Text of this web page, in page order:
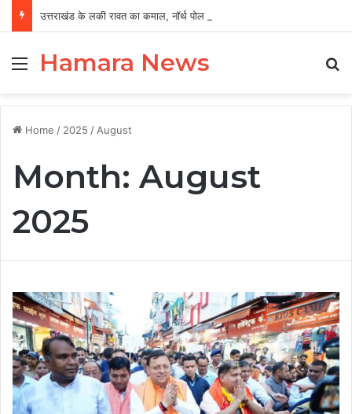
MenuHamara News
Home / 2025 / August
Month: August
2025